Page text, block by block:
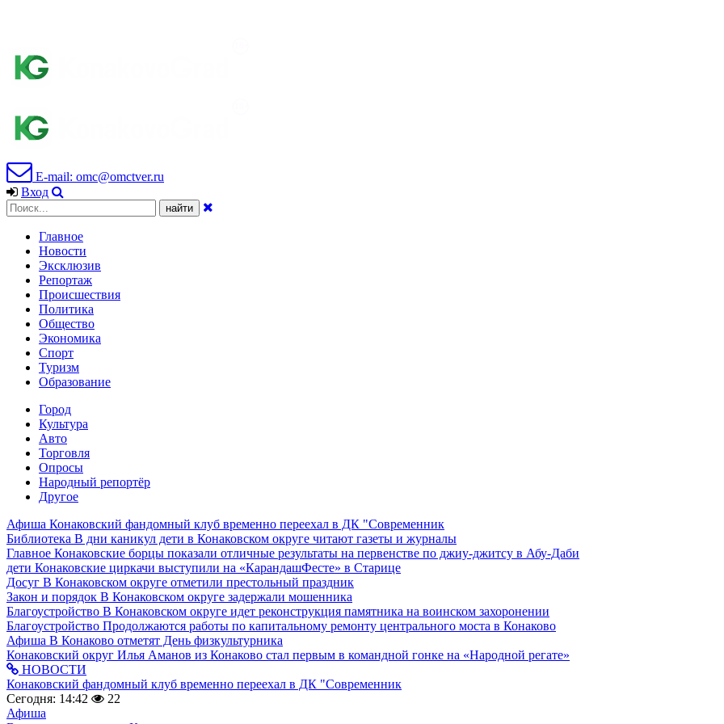
E-mail: omc@omctver.ru
Вход
Главное
Новости
Эксклюзив
Репортаж
Происшествия
Политика
Общество
Экономика
Спорт
Туризм
Образование
Город
Культура
Авто
Торговля
Опросы
Народный репортёр
Другое
Афиша Конаковский фандомный клуб временно переехал в ДК "Современник
Библиотека В дни каникул дети в Конаковском округе читают газеты и журналы
Главное Конаковские борцы показали отличные результаты на первенстве по джиу-джитсу в Абу-Даби
дети Конаковские циркачи выступили на «КарандашФесте» в Старице
Досуг В Конаковском округе отметили престольный праздник
Закон и порядок В Конаковском округе задержали мошенника
Благоустройство В Конаковском округе идет реконструкция памятника на воинском захоронении
Благоустройство Продолжаются работы по капитальному ремонту центрального моста в Конаково
Афиша В Конаково отметят День физкультурника
Конаковский округ Илья Аманов из Конаково стал первым в командной гонке на «Народной регате»
НОВОСТИ
Конаковский фандомный клуб временно переехал в ДК "Современник
Сегодня: 14:42
22
Афиша